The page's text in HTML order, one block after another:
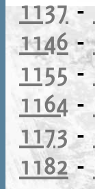
1137 -
1146-
1155-
1164 -
1173 -
1182-